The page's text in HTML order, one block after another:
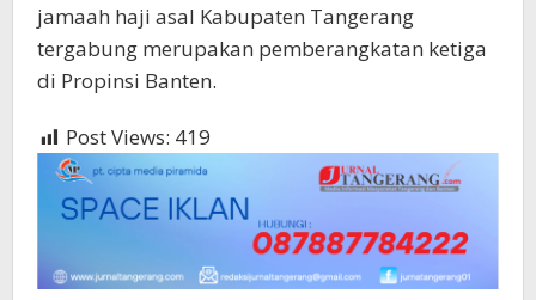
jamaah haji asal Kabupaten Tangerang
tergabung merupakan pemberangkatan ketiga
di Propinsi Banten.
Post Views: 419